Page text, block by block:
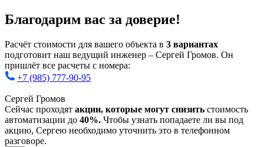
Благодарим вас за доверие!
Расчёт стоимости для вашего объекта в 3 вариантах
подготовит наш ведущий инженер – Сергей Громов. Он
пришлёт все расчеты с номера:
+7 (985) 777-90-95
Сергей Громов
Сейчас проходят акции, которые могут снизить стоимость
автоматизации до 40%. Чтобы узнать попадаете ли вы под
акцию, Сергею необходимо уточнить это в телефонном
разговоре.